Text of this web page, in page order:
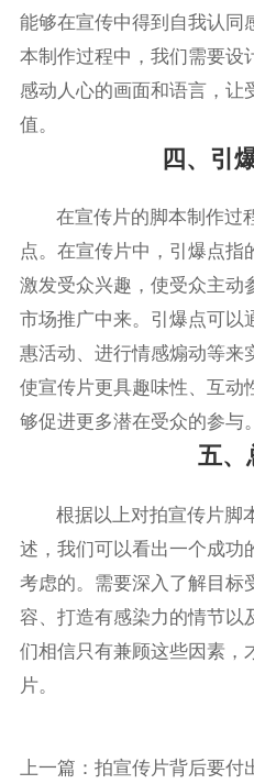
能够在宣传中得到自我认同
本制作过程中，我们需要设
感动人心的画面和语言，让
值。
四、引
在宣传片的脚本制作过
点。在宣传片中，引爆点指
激发受众兴趣，使受众主动
市场推广中来。引爆点可以
惠活动、进行情感煽动等来
使宣传片更具趣味性、互动
够促进更多潜在受众的参与。
五、
根据以上对拍宣传片脚
述，我们可以看出一个成功
考虑的。需要深入了解目标
容、打造有感染力的情节以
们相信只有兼顾这些因素，
片。
上一篇： 拍宣传片背后要付